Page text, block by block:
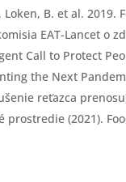
Loken, B. et al.
EAT-Lancet o
Call to Protect
the Next
reťazca
prostredie (2021).